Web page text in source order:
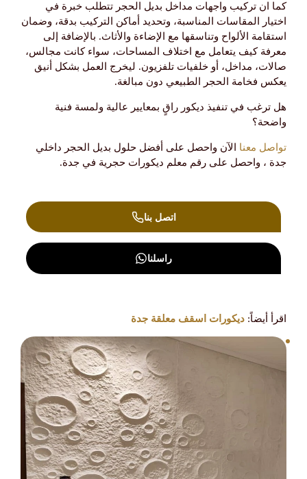
كما ان تركيب واجهات مداخل بديل الحجر تتطلب خبرة في
اختيار المقاسات المناسبة، وتحديد أماكن التركيب بدقة، وضمان
استقامة الألواح وتناسقها مع الإضاءة والأثاث. بالإضافة إلى
معرفة كيف يتعامل مع اختلاف المساحات، سواء كانت مجالس،
صالات، مداخل، أو خلفيات تلفزيون. ليخرج العمل بشكل أنيق
يعكس فخامة الحجر الطبيعي دون مبالغة.
هل ترغب في تنفيذ ديكور راقٍ بمعايير عالية ولمسة فنية
واضحة؟
تواصل معنا الآن واحصل على أفضل حلول بديل الحجر داخلي
جدة ، واحصل على رقم معلم ديكورات حجرية في جدة.
اتصل بنا
راسلنا
اقرأ أيضاً: ديكورات اسقف معلقة جدة